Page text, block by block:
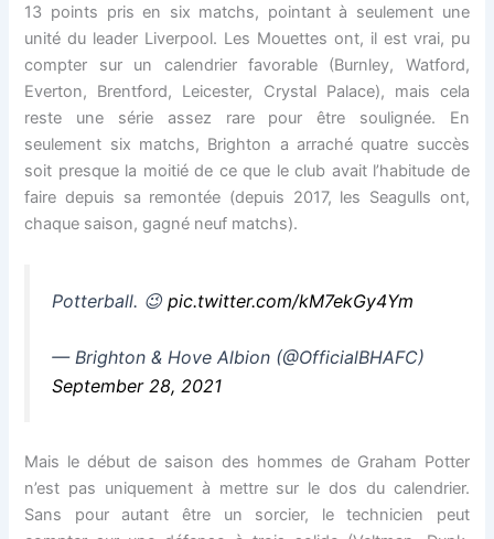
13 points pris en six matchs, pointant à seulement une
unité du leader Liverpool. Les Mouettes ont, il est vrai, pu
compter sur un calendrier favorable (Burnley, Watford,
Everton, Brentford, Leicester, Crystal Palace), mais cela
reste une série assez rare pour être soulignée. En
seulement six matchs, Brighton a arraché quatre succès
soit presque la moitié de ce que le club avait l’habitude de
faire depuis sa remontée (depuis 2017, les Seagulls ont,
chaque saison, gagné neuf matchs).
Potterball. 😉pic.twitter.com/kM7ekGy4Ym
— Brighton & Hove Albion (@OfficialBHAFC)
September 28, 2021
Mais le début de saison des hommes de Graham Potter
n’est pas uniquement à mettre sur le dos du calendrier.
Sans pour autant être un sorcier, le technicien peut